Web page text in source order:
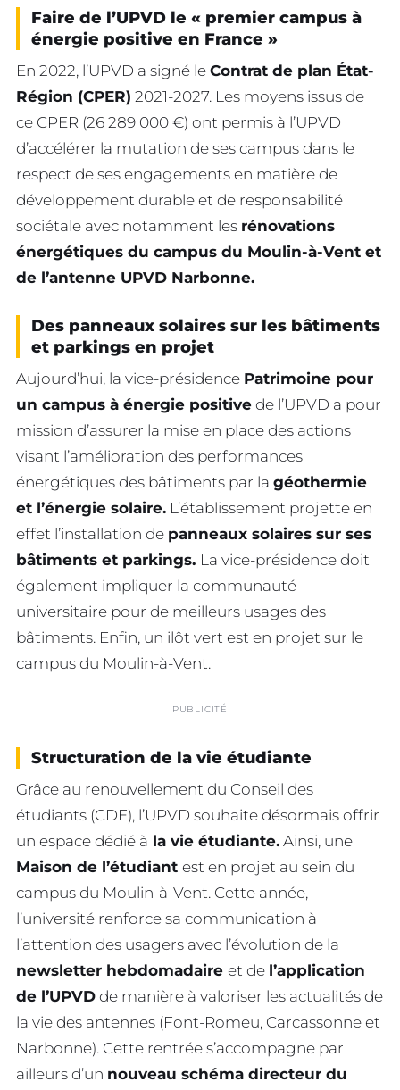
Faire de l’UPVD le « premier campus à
énergie positive en France »
En 2022, l’UPVD a signé le Contrat de plan État-
Région (CPER) 2021-2027. Les moyens issus de
ce CPER (26 289 000 €) ont permis à l’UPVD
d’accélérer la mutation de ses campus dans le
respect de ses engagements en matière de
développement durable et de responsabilité
sociétale avec notamment les rénovations
énergétiques du campus du Moulin-à-Vent et
de l’antenne UPVD Narbonne.
Des panneaux solaires sur les bâtiments
et parkings en projet
Aujourd’hui, la vice-présidence Patrimoine pour
un campus à énergie positive de l’UPVD a pour
mission d’assurer la mise en place des actions
visant l’amélioration des performances
énergétiques des bâtiments par la géothermie
et l’énergie solaire. L’établissement projette en
effet l’installation de panneaux solaires sur ses
bâtiments et parkings. La vice-présidence doit
également impliquer la communauté
universitaire pour de meilleurs usages des
bâtiments. Enfin, un ilôt vert est en projet sur le
campus du Moulin-à-Vent.
PUBLICITÉ
Structuration de la vie étudiante
Grâce au renouvellement du Conseil des
étudiants (CDE), l’UPVD souhaite désormais offrir
un espace dédié à la vie étudiante. Ainsi, une
Maison de l’étudiant est en projet au sein du
campus du Moulin-à-Vent. Cette année,
l’université renforce sa communication à
l’attention des usagers avec l’évolution de la
newsletter hebdomadaire et de l’application
de l’UPVD de manière à valoriser les actualités de
la vie des antennes (Font-Romeu, Carcassonne et
Narbonne). Cette rentrée s’accompagne par
ailleurs d’un nouveau schéma directeur du